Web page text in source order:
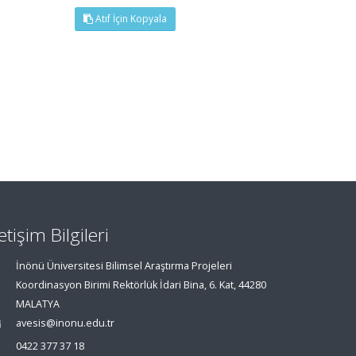
Atıf İçin Kopyala
Bilgileri
İnönü Üniversitesi Bilimsel Araştırma Projeleri
Koordinasyon Birimi Rektörlük İdari Bina, 6. Kat, 44280
MALATYA
avesis@inonu.edu.tr
0422 377 37 18